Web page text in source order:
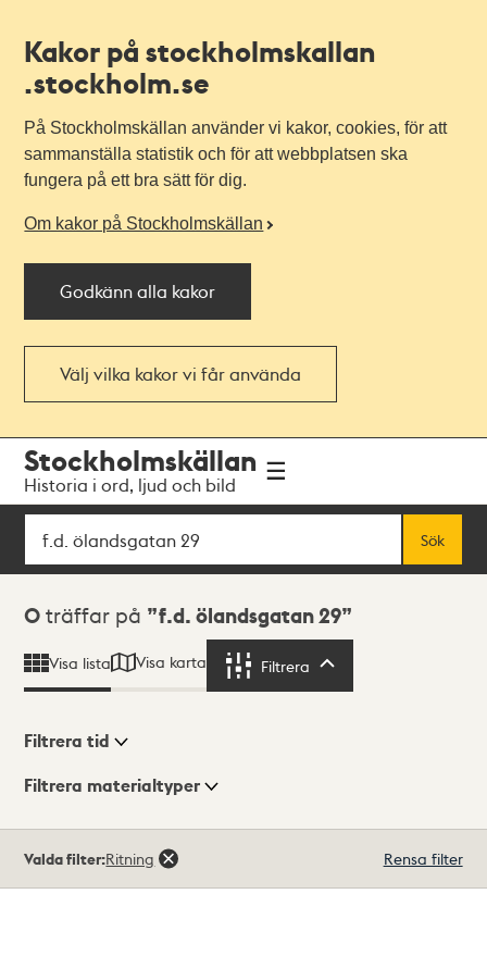
Kakor på stockholmskallan
.stockholm.se
På Stockholmskällan använder vi kakor, cookies, för att
sammanställa statistik och för att webbplatsen ska
fungera på ett bra sätt för dig.
Om kakor på Stockholmskällan
Godkänn alla kakor
Välj vilka kakor vi får använda
navigationen
huvudinnehållet
Stockholmskällan
Historia i ord, ljud och bild
Sök
Sök
Sökresultat
0 träffar på f.d. ölandsgatan 29
Visa lista Visa karta Filtrera
Visningsläge
Filtrera tid
Filtrera materialtyper
träffar
Valda filter:Ritning Rensa filter